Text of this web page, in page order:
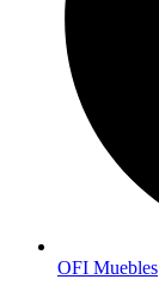
OFI Muebles